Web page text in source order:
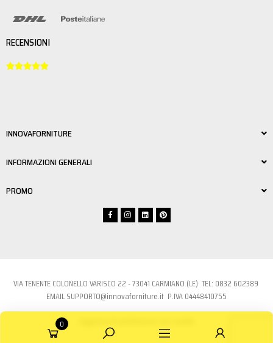
RECENSIONI

INNOVAFORNITURE
INFORMAZIONI GENERALI
PROMO
VIA TENENTE COLONELLO VARISCO 22 - 73041 CARMIANO (LE) TEL: 0832 602389
EMAILSUPPORTO@innovaforniture.it P.IVA 04448410755
0